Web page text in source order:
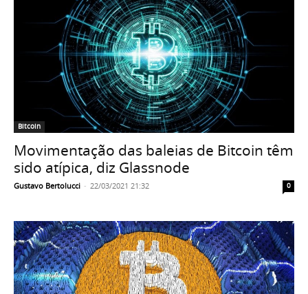
Bitcoin
Movimentação das baleias de Bitcoin têm
sido atípica, diz Glassnode
Gustavo Bertolucci - 22/03/2021 21:32 0